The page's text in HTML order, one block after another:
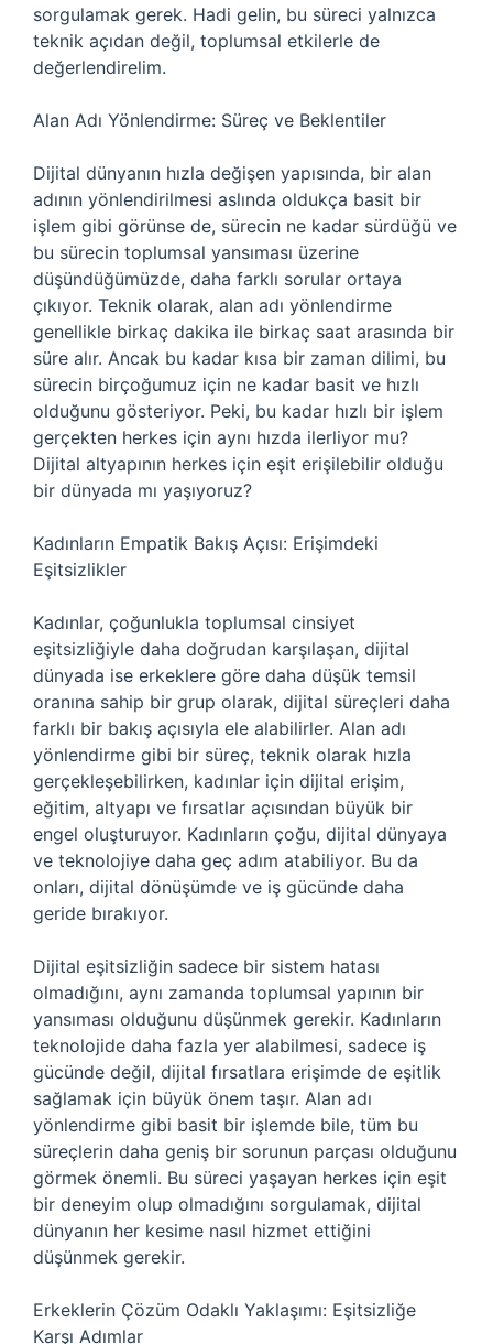
sorgulamak gerek. Hadi gelin, bu süreci yalnızca
teknik açıdan değil, toplumsal etkilerle de
değerlendirelim.
Alan Adı Yönlendirme: Süreç ve Beklentiler
Dijital dünyanın hızla değişen yapısında, bir alan
adının yönlendirilmesi aslında oldukça basit bir
işlem gibi görünse de, sürecin ne kadar sürdüğü ve
bu sürecin toplumsal yansıması üzerine
düşündüğümüzde, daha farklı sorular ortaya
çıkıyor. Teknik olarak, alan adı yönlendirme
genellikle birkaç dakika ile birkaç saat arasında bir
süre alır. Ancak bu kadar kısa bir zaman dilimi, bu
sürecin birçoğumuz için ne kadar basit ve hızlı
olduğunu gösteriyor. Peki, bu kadar hızlı bir işlem
gerçekten herkes için aynı hızda ilerliyor mu?
Dijital altyapının herkes için eşit erişilebilir olduğu
bir dünyada mı yaşıyoruz?
Kadınların Empatik Bakış Açısı: Erişimdeki
Eşitsizlikler
Kadınlar, çoğunlukla toplumsal cinsiyet
eşitsizliğiyle daha doğrudan karşılaşan, dijital
dünyada ise erkeklere göre daha düşük temsil
oranına sahip bir grup olarak, dijital süreçleri daha
farklı bir bakış açısıyla ele alabilirler. Alan adı
yönlendirme gibi bir süreç, teknik olarak hızla
gerçekleşebilirken, kadınlar için dijital erişim,
eğitim, altyapı ve fırsatlar açısından büyük bir
engel oluşturuyor. Kadınların çoğu, dijital dünyaya
ve teknolojiye daha geç adım atabiliyor. Bu da
onları, dijital dönüşümde ve iş gücünde daha
geride bırakıyor.
Dijital eşitsizliğin sadece bir sistem hatası
olmadığını, aynı zamanda toplumsal yapının bir
yansıması olduğunu düşünmek gerekir. Kadınların
teknolojide daha fazla yer alabilmesi, sadece iş
gücünde değil, dijital fırsatlara erişimde de eşitlik
sağlamak için büyük önem taşır. Alan adı
yönlendirme gibi basit bir işlemde bile, tüm bu
süreçlerin daha geniş bir sorunun parçası olduğunu
görmek önemli. Bu süreci yaşayan herkes için eşit
bir deneyim olup olmadığını sorgulamak, dijital
dünyanın her kesime nasıl hizmet ettiğini
düşünmek gerekir.
Erkeklerin Çözüm Odaklı Yaklaşımı: Eşitsizliğe
Karşı Adımlar